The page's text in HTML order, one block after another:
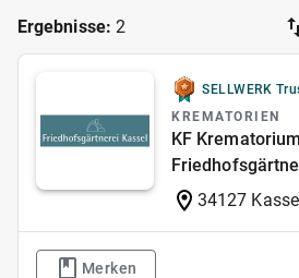
Ergebnisse: 2
SELLWERK
KREMATORIEN
KF
34127
Merken